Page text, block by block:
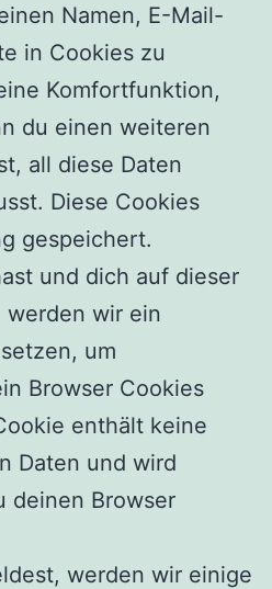
Namen, E-Mail-
in Cookies zu
Komfortfunktion,
du einen weiteren
all diese Daten
Diese Cookies
gespeichert.
und dich auf dieser
werden wir ein
um
Browser Cookies
enthält keine
Daten und wird
deinen Browser
werden wir einige